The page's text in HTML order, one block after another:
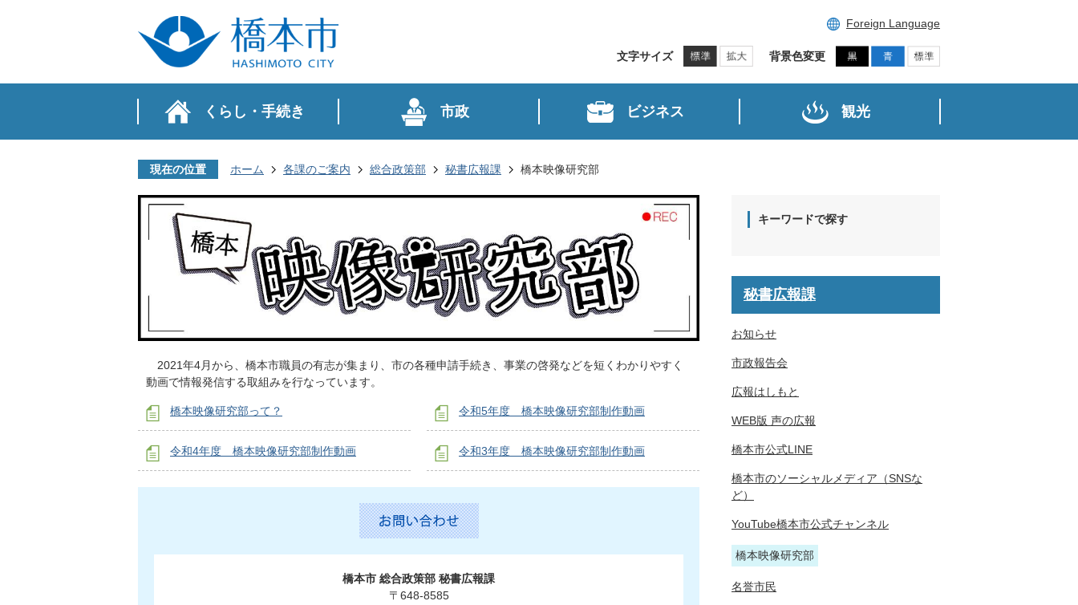
Foreign Language
文字サイズ 背景色変更
くらし・手続き 市政 ビジネス 観光
現在の位置 ホーム 各課のご案内 総合政策部 秘書広報課 橋本映像研究部
2021年4月から、橋本市職員の有志が集まり、市の各種申請手続き、事業の啓発などを短くわかりやすく
動画で情報発信する取組みを行なっています。
橋本映像研究部って？ 令和5年度 橋本映像研究部制作動画
令和4年度 橋本映像研究部制作動画 令和3年度 橋本映像研究部制作動画
橋本市 総合政策部 秘書広報課
〒648-8585
キーワードで探す
秘書広報課
お知らせ
市政報告会
広報はしもと
WEB版 声の広報
橋本市公式LINE
橋本市のソーシャルメディア（SNSな
ど）
YouTube橋本市公式チャンネル
橋本映像研究部
名誉市民